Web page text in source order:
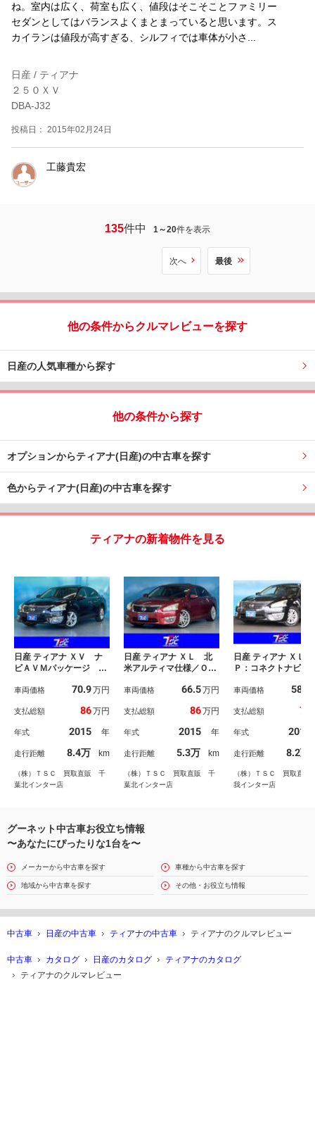
ね。室内は広く、荷室も広く、値段はそこそことファミリー
セダンとしてはバランスよくまとまっていると思います。ス
カイランは値段が高すぎる、シルフィでは車体が小さ...
日産 / ティアナ
２５０ＸＶ
DBA-J32
投稿日： 2015年02月24日
工藤貴宏
135件中 1～20件を表示
次へ 最後
他の条件からクルマレビューを探す
日産の人気車種から探す
他の条件から探す
オプションからティアナ(日産)の中古車を探す
色からティアナ(日産)の中古車を探す
ティアナの新着物件を見る
日産 ティアナ ＸＶ ナ
ビＡＶＭパッケージ 禁
カメラ／レザーシート／
クーラー／パワーシート
衝突軽減ブレーキ／レー
ンキープアシスト／ブラ
インドスポットモニター
／ＥＴＣ／純正１７ＡＷ
車両価格 70.9万円
支払総額 86万円
年式 2015 年
走行距離 8.4万 km
（株）ＴＳＣ 買取直販 千
葉北インター店
日産 ティアナ ＸＬ 北
米アルティマ仕様／Ｏ
コネクトナビゲーション
Ｍ１９インチアルミ／ブ
ドビューカメラ／オート
クルーズ／クリアランス
ソナー／パワーシート／
車両価格 66.5万円
支払総額 86万円
年式 2015 年
走行距離 5.3万 km
（株）ＴＳＣ 買取直販 千
葉北インター店
日産 ティアナ ＸＬ
Ｐ：コネクトナビゲ
ェンシーブレーキ／
ＴＣ／フルセグＴＶ
パワーシート／クリ
ンスソナー／純正１
ンチＡＷ／パワーシ
車両価格 58.2
支払総額 73
年式 2018
走行距離 8.2万
（株）ＴＳＣ 買取直
我インター店
グーネット中古車お役立ち情報
〜あなたにぴったりな1台を〜
メーカーから中古車を探す 車種から中古車を探す
地域から中古車を探す その他・お役立ち情報
中古車 日産の中古車 ティアナの中古車 ティアナのクルマレビュー
中古車 カタログ 日産のカタログ
ティアナのカタログ
ティアナのクルマレビュー